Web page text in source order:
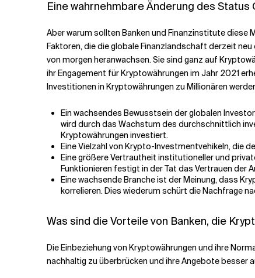
Eine wahrnehmbare Änderung des
Aber warum sollten Banken und Finanzinstitute diese
Faktoren, die die globale Finanzlandschaft derzeit
von morgen heranwachsen. Sie sind ganz auf
ihr Engagement für Kryptowährungen im Jahr 2021
Investitionen in Kryptowährungen zu Millionären
Ein wachsendes Bewusstsein der globalen
wird durch das Wachstum des durchschnittlich
Kryptowährungen investiert.
Eine Vielzahl von Krypto-Investmentvehikeln, die
Eine größere Vertrautheit institutioneller und
Funktionieren festigt in der Tat das Vertrauen der
Eine wachsende Branche ist der Meinung, dass
korrelieren. Dies wiederum schürt die Nachfrage
Was sind die Vorteile von Banken, die
Die Einbeziehung von Kryptowährungen und ihre
nachhaltig zu überbrücken und ihre Angebote besser